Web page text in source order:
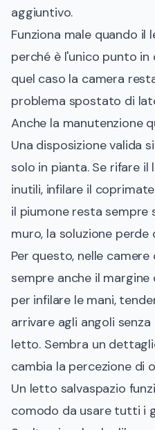
aggiuntivo.
Funziona male quando
perché è l'unico punto in
quel caso la camera
problema spostato di
Anche la manutenzione
Una disposizione valida
solo in pianta. Se rifare
inutili, infilare il
il piumone resta
muro, la soluzione
Per questo, nelle
sempre anche il
per infilare le mani,
arrivare agli angoli
letto. Sembra un
cambia la percezione di
Un letto salvaspazio
comodo da usare tutti i